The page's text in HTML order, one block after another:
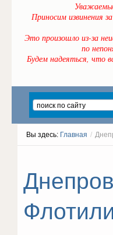
Приносим извинения
Это произошло из-за
по
Будем надеяться, что
Вы здесь: Главная /